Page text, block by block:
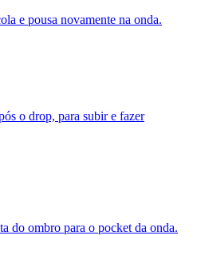
e pousa novamente na onda.
o drop, para subir e fazer
do ombro para o pocket da onda.